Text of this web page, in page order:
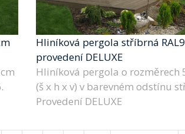
Hliníková pergola stříbrná
provedení DELUXE
Hliníková pergola o rozměrech
(š x h x v) v barevném odstínu
Provedení DELUXE